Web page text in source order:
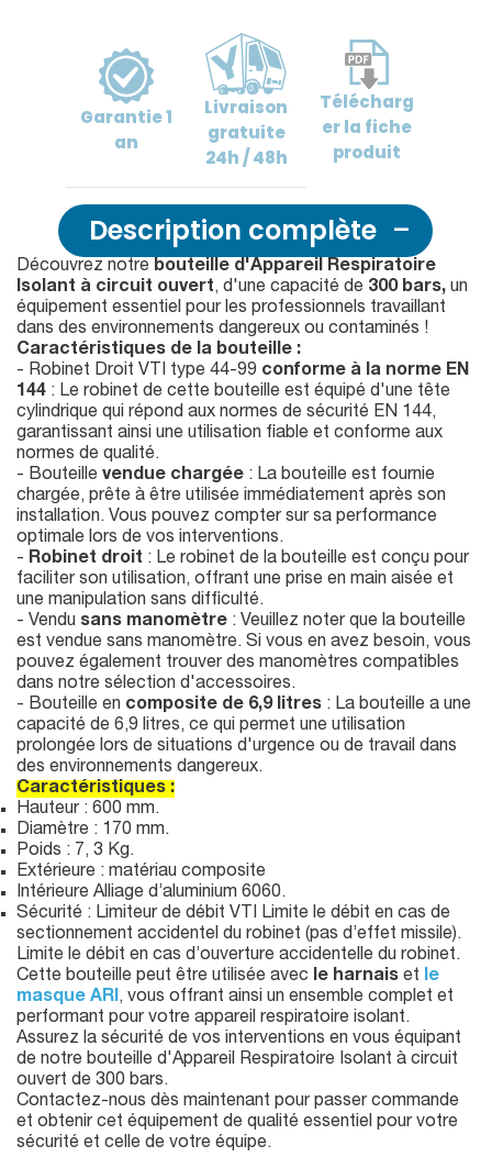
Garantie1
an
Livraison
gratuite
24h / 48h
Télécharg
erla fiche
produit
Description complète
Découvrez notre bouteille d'Appareil Respiratoire
Isolant à circuit ouvert, d'une capacité de 300 bars, un
équipement essentiel pour les professionnels travaillant
dans des environnements dangereux ou contaminés !
Caractéristiques de la bouteille :
- Robinet Droit VTI type 44-99 conforme à la norme EN
144 : Le robinet de cette bouteille est équipé d'une tête
cylindrique qui répond aux normes de sécurité EN 144,
garantissant ainsi une utilisation fiable et conforme aux
normes de qualité.
- Bouteille vendue chargée : La bouteille est fournie
chargée, prête à être utilisée immédiatement après son
installation. Vous pouvez compter sur sa performance
optimale lors de vos interventions.
- Robinet droit : Le robinet de la bouteille est conçu pour
faciliter son utilisation, offrant une prise en main aisée et
une manipulation sans difficulté.
- Vendu sans manomètre : Veuillez noter que la bouteille
est vendue sans manomètre. Si vous en avez besoin, vous
pouvez également trouver des manomètres compatibles
dans notre sélection d'accessoires.
- Bouteille en composite de 6,9 litres : La bouteille a une
capacité de 6,9 litres, ce qui permet une utilisation
prolongée lors de situations d'urgence ou de travail dans
des environnements dangereux.
Caractéristiques :
Hauteur : 600 mm.
Diamètre : 170 mm.
Poids : 7, 3 Kg.
Extérieure : matériau composite
Intérieure Alliage d’aluminium 6060.
Sécurité : Limiteur de débit VTI Limite le débit en cas de
sectionnement accidentel du robinet (pas d’effet missile).
Limite le débit en cas d’ouverture accidentelle du robinet.
Cette bouteille peut être utilisée avec le harnais et le
masque ARI, vous offrant ainsi un ensemble complet et
performant pour votre appareil respiratoire isolant.
Assurez la sécurité de vos interventions en vous équipant
de notre bouteille d'Appareil Respiratoire Isolant à circuit
ouvert de 300 bars.
Contactez-nous dès maintenant pour passer commande
et obtenir cet équipement de qualité essentiel pour votre
sécurité et celle de votre équipe.